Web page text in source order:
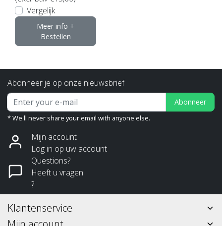
Vergelijk
Meer info +
Bestellen
Abonneer je op onze nieuwsbrief
Abonneer
* We'll never share your email with anyone else.
Mijn account
Log in op uw account
Questions?
Heeft u vragen
?
Klantenservice